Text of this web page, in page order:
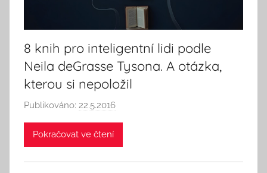
8 knih pro inteligentní lidi podle
Neila deGrasse Tysona. A otázka,
kterou si nepoložil
Publikováno: 22.5.2016
u
Pokračovat ve čtení